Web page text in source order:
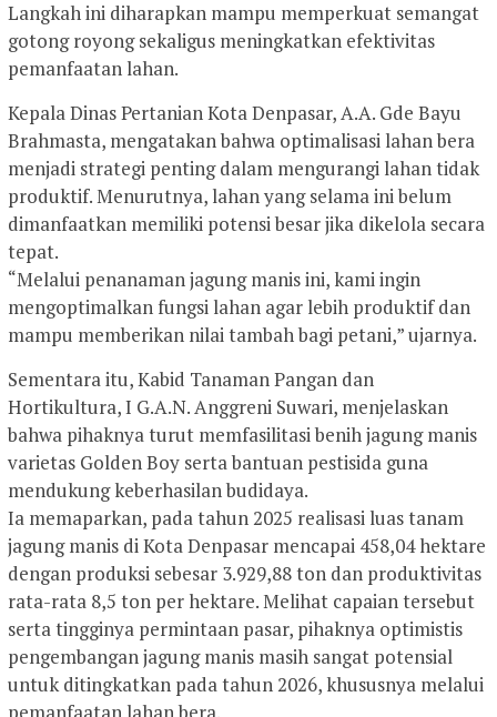
Langkah ini diharapkan mampu memperkuat semangat
gotong royong sekaligus meningkatkan efektivitas
pemanfaatan lahan.
Kepala Dinas Pertanian Kota Denpasar, A.A. Gde Bayu
Brahmasta, mengatakan bahwa optimalisasi lahan bera
menjadi strategi penting dalam mengurangi lahan tidak
produktif. Menurutnya, lahan yang selama ini belum
dimanfaatkan memiliki potensi besar jika dikelola secara
tepat.
“Melalui penanaman jagung manis ini, kami ingin
mengoptimalkan fungsi lahan agar lebih produktif dan
mampu memberikan nilai tambah bagi petani,” ujarnya.
Sementara itu, Kabid Tanaman Pangan dan
Hortikultura, I G.A.N. Anggreni Suwari, menjelaskan
bahwa pihaknya turut memfasilitasi benih jagung manis
varietas Golden Boy serta bantuan pestisida guna
mendukung keberhasilan budidaya.
Ia memaparkan, pada tahun 2025 realisasi luas tanam
jagung manis di Kota Denpasar mencapai 458,04 hektare
dengan produksi sebesar 3.929,88 ton dan produktivitas
rata-rata 8,5 ton per hektare. Melihat capaian tersebut
serta tingginya permintaan pasar, pihaknya optimistis
pengembangan jagung manis masih sangat potensial
untuk ditingkatkan pada tahun 2026, khususnya melalui
pemanfaatan lahan bera.